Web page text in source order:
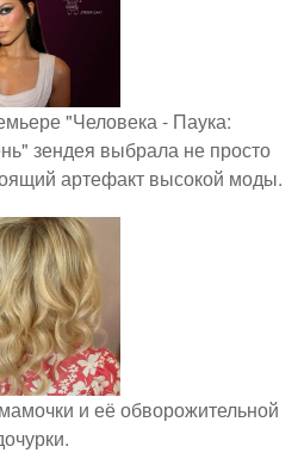
"Человека - Паука:
зендея выбрала не просто
артефакт высокой моды.
и её обворожительной